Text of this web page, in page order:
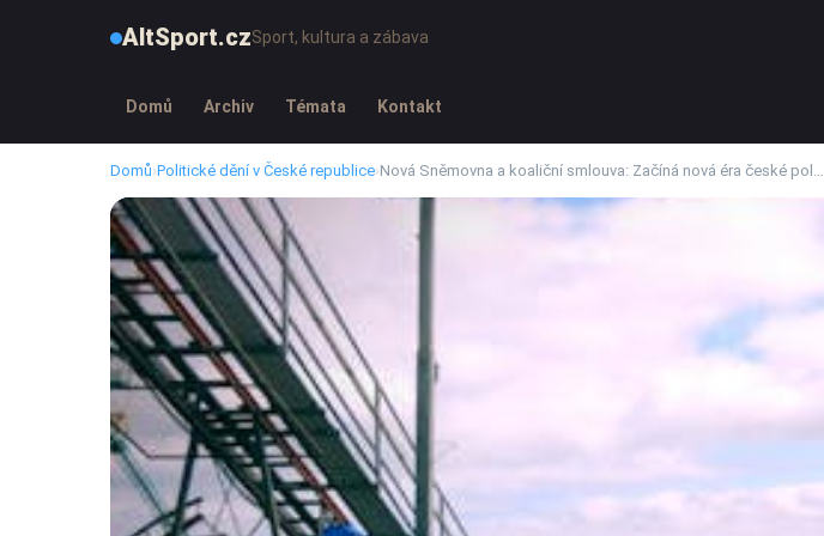
AltSport.czSport, kultura a zábava
Domů Archiv Témata Kontakt
Domů›Politické dění v České republice›Nová Sněmovna a koaliční smlouva: Začíná nová éra české pol…